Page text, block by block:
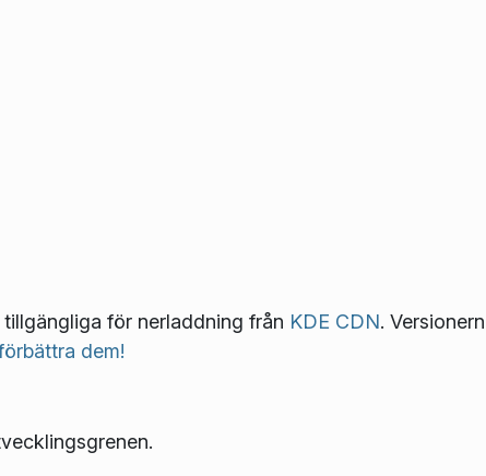
för nerladdning från KDE CDN.
dem!